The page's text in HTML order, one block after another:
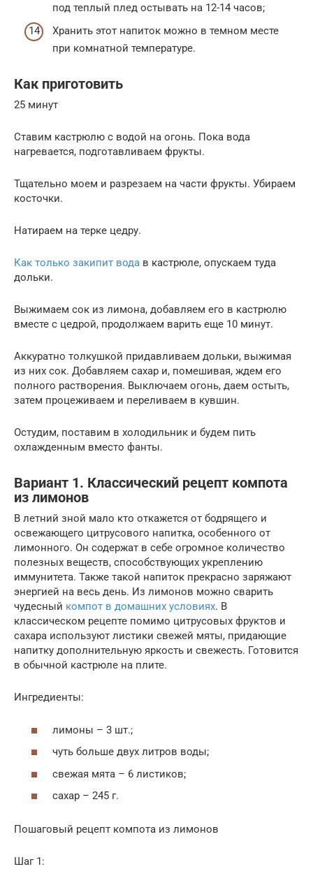
под теплый плед остывать на 12-14 часов;
Хранить этот напиток можно в темном месте
при комнатной температуре.
Как приготовить
25 минут
Ставим кастрюлю с водой на огонь. Пока вода
нагревается, подготавливаем фрукты.
Тщательно моем и разрезаем на части фрукты. Убираем
косточки.
Натираем на терке цедру.
Как только закипит вода в кастрюле, опускаем туда
дольки.
Выжимаем сок из лимона, добавляем его в кастрюлю
вместе с цедрой, продолжаем варить еще 10 минут.
Аккуратно толкушкой придавливаем дольки, выжимая
из них сок. Добавляем сахар и, помешивая, ждем его
полного растворения. Выключаем огонь, даем остыть,
затем процеживаем и переливаем в кувшин.
Остудим, поставим в холодильник и будем пить
охлажденным вместо фанты.
Вариант 1. Классический рецепт компота
из лимонов
В летний зной мало кто откажется от бодрящего и
освежающего цитрусового напитка, особенного от
лимонного. Он содержат в себе огромное количество
полезных веществ, способствующих укреплению
иммунитета. Также такой напиток прекрасно заряжают
энергией на весь день. Из лимонов можно сварить
чудесный компот в домашних условиях. В
классическом рецепте помимо цитрусовых фруктов и
сахара используют листики свежей мяты, придающие
напитку дополнительную яркость и свежесть. Готовится
в обычной кастрюле на плите.
Ингредиенты:
лимоны – 3 шт.;
чуть больше двух литров воды;
свежая мята – 6 листиков;
сахар – 245 г.
Пошаговый рецепт компота из лимонов
Шаг 1: